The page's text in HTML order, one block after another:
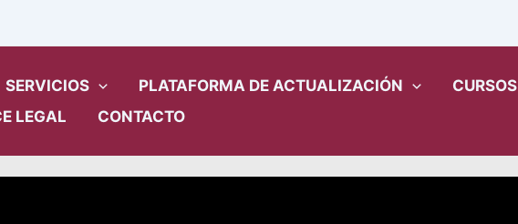
SERVICIOS PLATAFORMA DE ACTUALIZACIÓN CURSOS
LEGAL
CONTACTO
Jurídico Empresarial abril 2018